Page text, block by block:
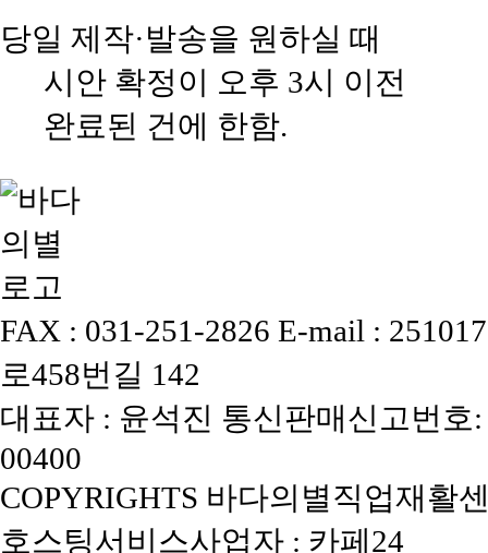
당일 제작·발송을 원하실 때
시안 확정이 오후 3시 이전
완료된 건에 한함.
FAX : 031-251-2826 E-mail :
로458번길 142
대표자 : 윤석진 통신판매신고번호
00400
COPYRIGHTS 바다의별직업재활
호스팅서비스사업자 : 카페24